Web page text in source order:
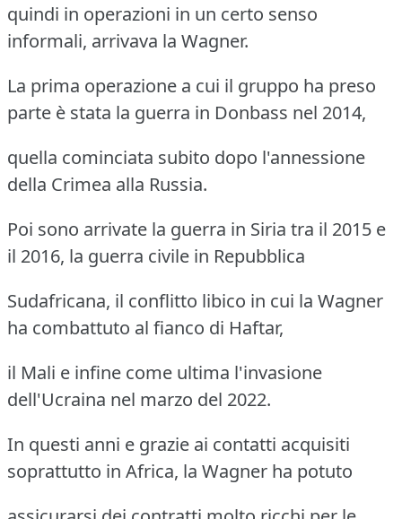
quindi in operazioni in un certo senso
informali, arrivava la Wagner.
La prima operazione a cui il gruppo ha preso
parte è stata la guerra in Donbass nel 2014,
quella cominciata subito dopo l'annessione
della Crimea alla Russia.
Poi sono arrivate la guerra in Siria tra il 2015 e
il 2016, la guerra civile in Repubblica
Sudafricana, il conflitto libico in cui la Wagner
ha combattuto al fianco di Haftar,
il Mali e infine come ultima l'invasione
dell'Ucraina nel marzo del 2022.
In questi anni e grazie ai contatti acquisiti
soprattutto in Africa, la Wagner ha potuto